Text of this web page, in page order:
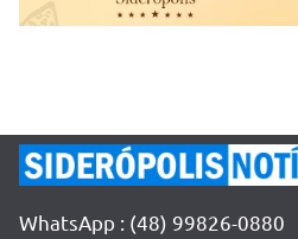
WhatsApp : (48) 99826-0880